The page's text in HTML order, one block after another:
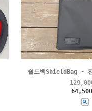
쉴드백ShieldBag - 전